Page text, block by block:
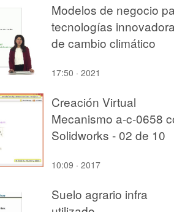
Modelos de negocio
tecnologías
de cambio climático
17:50 · 2021
Creación Virtual
Mecanismo a-c-0658
Solidworks - 02 de 10
10:09 · 2017
Suelo agrario infra